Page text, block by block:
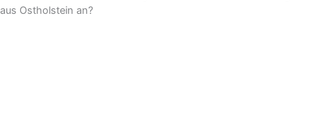
aus Ostholstein an?